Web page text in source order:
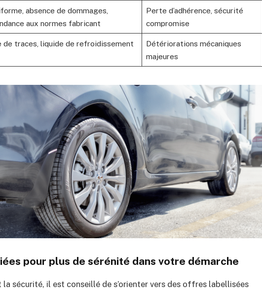
absence de dommages,
aux normes fabricant
Perte d’adhérence, sécurité
compromise
de traces, liquide de refroidissement
Détériorations mécaniques
majeures
pour plus de sérénité dans votre démarche
sécurité, il est conseillé de s’orienter vers des offres labellisées